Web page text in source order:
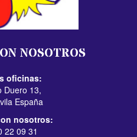
NOSOTROS
oficinas:
Duero 13,
España
nosotros:
22 09 31